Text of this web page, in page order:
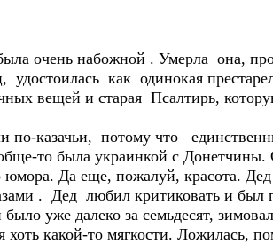
очень набожной . Умерла она,
как одинокая
вещей и старая Псалтирь,
по-казачьи, потому что
то была украинкой с
юмора. Да еще, пожалуй, красота.
. Дед любил критиковать и
уже далеко за семьдесят,
хоть какой-то мягкости. Ложилась,